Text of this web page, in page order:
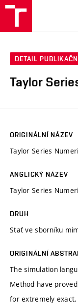
DETAIL
Taylor
ORIGINÁLNÍ NÁZEV
Taylor Series
ANGLICKÝ NÁZEV
Taylor Series
DRUH
Stať ve sborníku
ORIGINÁLNÍ
The simulation
Method have
for extremely